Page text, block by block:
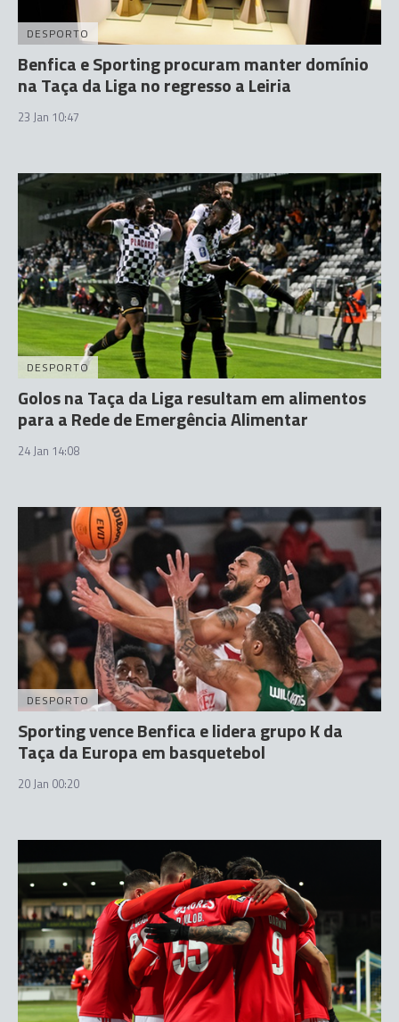
DESPORTO
Benfica e Sporting procuram manter domínio
na Taça da Liga no regresso a Leiria
23 Jan 10:47
DESPORTO
Golos na Taça da Liga resultam em alimentos
para a Rede de Emergência Alimentar
24 Jan 14:08
DESPORTO
Sporting vence Benfica e lidera grupo K da
Taça da Europa em basquetebol
20 Jan 00:20